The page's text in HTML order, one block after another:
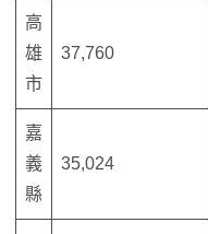
高
雄
市
37,760
嘉
義
縣
35,024